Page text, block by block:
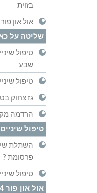
בזוית
אול און פור All on 4
שליטה על
טיפול
שבע
טיפול
גז צחוק
הרדמה
טיפול
השתלת
פרסומת ?
טיפול
אול און פור ALL ON 4